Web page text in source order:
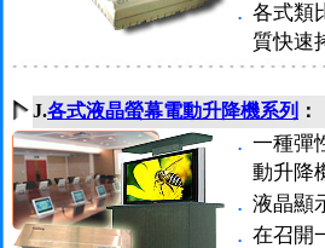
． 各式類
質快速
J.各式液晶螢幕電動升降機系列 ：
． 一種彈
動升降
． 液晶顯
． 在召開